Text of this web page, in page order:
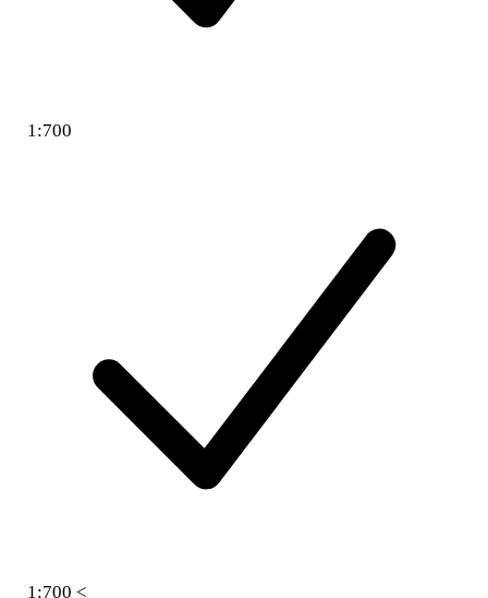
1:700
1:700 <